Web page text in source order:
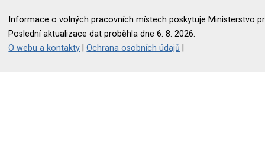
Informace o volných pracovních místech poskytuje Ministerstvo
Poslední aktualizace dat proběhla dne 6. 8. 2026.
O webu a kontakty |Ochrana osobních údajů